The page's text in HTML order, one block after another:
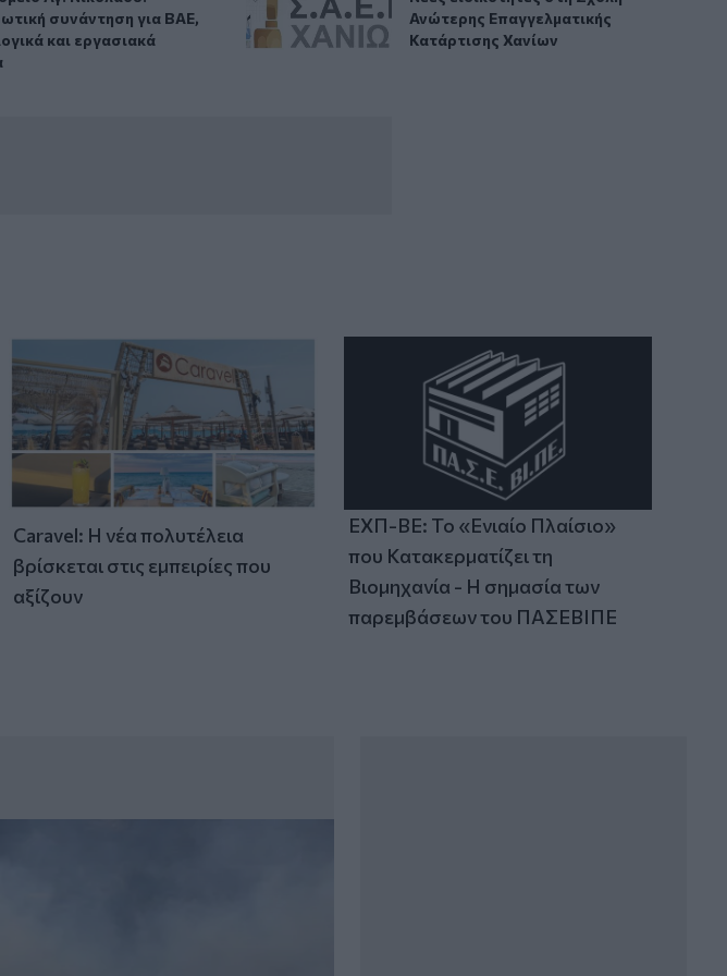
13:03
Βίντεο: Μεθυσμένη σκότωσε νύφη
συνάντηση για ΒΑΕ,
και εργασιακά
Ανώτερης Επαγγελματικής
Κατάρτισης Χανίων
Caravel: Η νέα πολυτέλεια
βρίσκεται στις εμπειρίες που
αξίζουν
ΕΧΠ-ΒΕ: Το «Ενιαίο Πλαίσιο»
που Κατακερματίζει τη
Βιομηχανία - Η σημασία των
παρεμβάσεων του ΠΑΣΕΒΙΠΕ